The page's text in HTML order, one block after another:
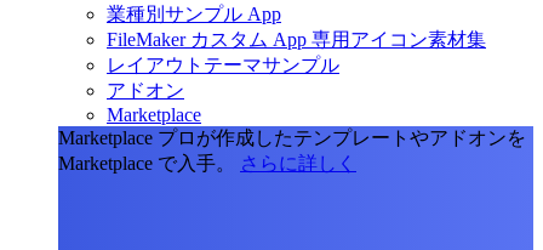
業種別サンプル App
FileMaker カスタム App 専用アイコン素材集
レイアウトテーマサンプル
アドオン
Marketplace
Marketplace プロが作成したテンプレートやアドオンを
Marketplace で入手。
さらに詳しく